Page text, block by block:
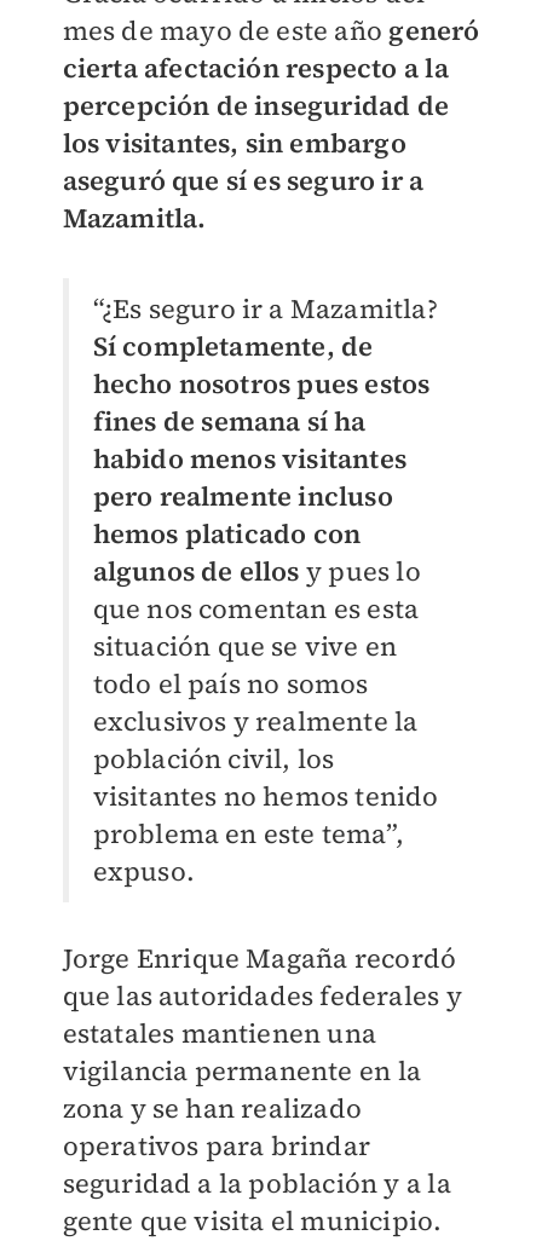
mes de mayo de este año generó
cierta afectación respecto a la
percepción de inseguridad de
los visitantes, sin embargo
aseguró que sí es seguro ir a
Mazamitla.
“¿Es seguro ir a Mazamitla?
Sí completamente, de
hecho nosotros pues estos
fines de semana sí ha
habido menos visitantes
pero realmente incluso
hemos platicado con
algunos de ellos y pues lo
que nos comentan es esta
situación que se vive en
todo el país no somos
exclusivos y realmente la
población civil, los
visitantes no hemos tenido
problema en este tema”,
expuso.
Jorge Enrique Magaña recordó
que las autoridades federales y
estatales mantienen una
vigilancia permanente en la
zona y se han realizado
operativos para brindar
seguridad a la población y a la
gente que visita el municipio.